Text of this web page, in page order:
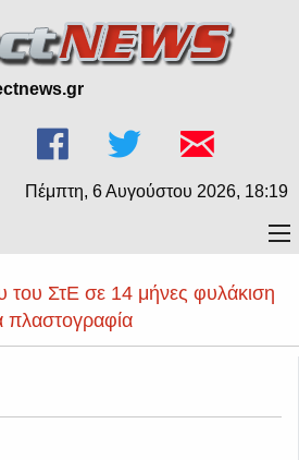
Πέμπτη, 6 Αυγούστου 2026, 18:19
του ΣτΕ σε 14 μήνες φυλάκιση
πλαστογραφία